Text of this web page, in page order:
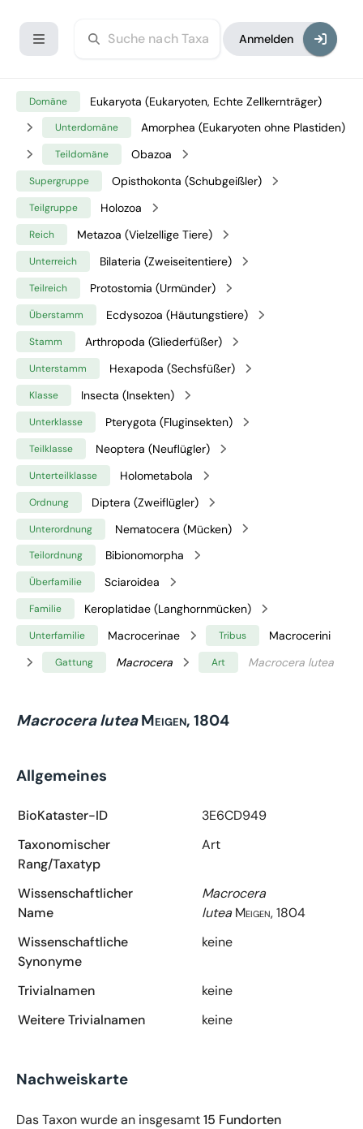
Anmelden
Domäne Eukaryota (Eukaryoten, Echte Zellkernträger)
Unterdomäne Amorphea (Eukaryoten ohne Plastiden)
Teildomäne Obazoa
Supergruppe Opisthokonta (Schubgeißler)
Teilgruppe Holozoa
Reich Metazoa (Vielzellige Tiere)
Unterreich Bilateria (Zweiseitentiere)
Teilreich Protostomia (Urmünder)
Überstamm Ecdysozoa (Häutungstiere)
Stamm Arthropoda (Gliederfüßer)
Unterstamm Hexapoda (Sechsfüßer)
Klasse Insecta (Insekten)
Unterklasse Pterygota (Fluginsekten)
Teilklasse Neoptera (Neuflügler)
Unterteilklasse Holometabola
Ordnung Diptera (Zweiflügler)
Unterordnung Nematocera (Mücken)
Teilordnung Bibionomorpha
Überfamilie Sciaroidea
Familie Keroplatidae (Langhornmücken)
Unterfamilie Macrocerinae Tribus Macrocerini
Gattung Macrocera Art Macrocera lutea
Macrocera lutea Meigen, 1804
Allgemeines
BioKataster-ID
3E6CD949
Taxonomischer
Rang/Taxatyp
Art
Wissenschaftlicher
Name
Macrocera
lutea Meigen, 1804
Wissenschaftliche
Synonyme
keine
Trivialnamen
keine
Weitere Trivialnamen
keine
Nachweiskarte
Das Taxon wurde an insgesamt15 Fundorten